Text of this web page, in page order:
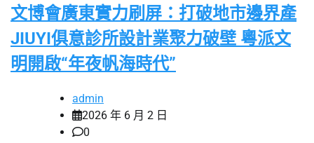
文博會廣東實力刷屏：打破地市邊界產
JIUYI俱意診所設計業聚力破壁 粵派文
明開啟“年夜帆海時代”
admin
2026 年 6 月 2 日
0